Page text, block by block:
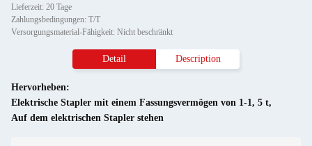
Lieferzeit: 20 Tage
Zahlungsbedingungen: T/T
Versorgungsmaterial-Fähigkeit: Nicht beschränkt
Detail Description
Hervorheben:
Elektrische Stapler mit einem Fassungsvermögen von 1-1, 5 t,
Auf dem elektrischen Stapler stehen